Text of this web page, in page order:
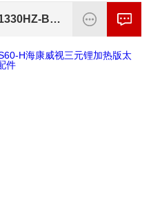
海康威视DS-1330HZ-B(标配)室内护罩支架